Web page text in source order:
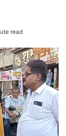
read